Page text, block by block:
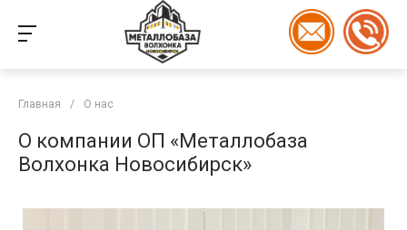
Главная / О нас
О компании ОП «Металлобаза
Волхонка Новосибирск»